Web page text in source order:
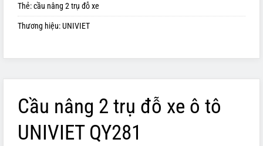
Thẻ:cầu nâng 2 trụ đỗ xe
Thương hiệu:UNIVIET
Cầu nâng 2 trụ đỗ xe ô tô
UNIVIET QY281